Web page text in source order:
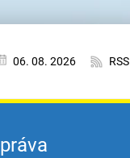
06. 08. 2026 RSS